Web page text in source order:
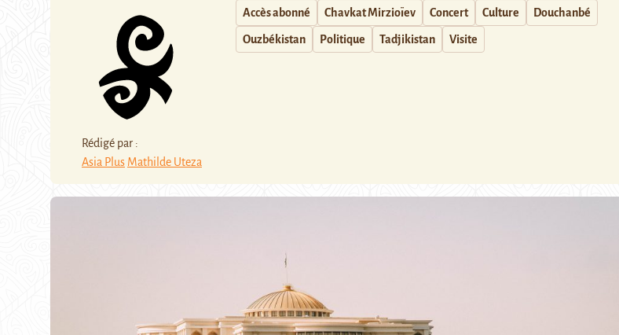
Rédigé par :
Asia Plus Mathilde Uteza
Accès abonné Chavkat Mirzioïev Concert Culture Douchanbé
Ouzbékistan Politique Tadjikistan Visite